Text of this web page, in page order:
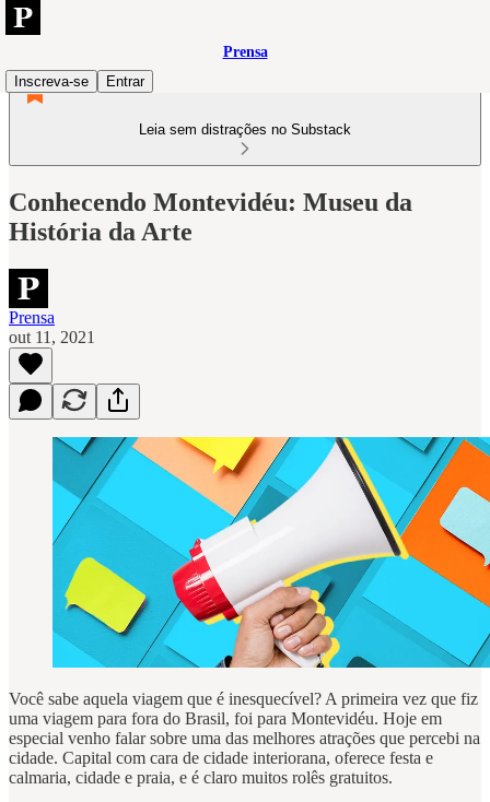
Prensa
Inscreva-se
Entrar
Leia sem distrações no Substack
Conhecendo Montevidéu: Museu da
História da Arte
Prensa
out 11, 2021
Você sabe aquela viagem que é inesquecível? A primeira vez que fiz
uma viagem para fora do Brasil, foi para Montevidéu. Hoje em
especial venho falar sobre uma das melhores atrações que percebi na
cidade. Capital com cara de cidade interiorana, oferece festa e
calmaria, cidade e praia, e é claro muitos rolês gratuitos.